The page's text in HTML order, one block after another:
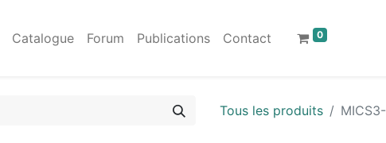
Catalogue Forum Publications Contact 0
Tous les produits